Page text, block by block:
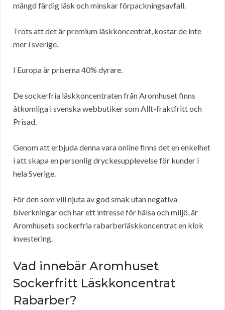
mängd färdig läsk och minskar förpackningsavfall.
Trots att det är premium läskkoncentrat, kostar de inte
mer i sverige.
I Europa är priserna 40% dyrare.
De sockerfria läskkoncentraten från Aromhuset finns
åtkomliga i svenska webbutiker som Allt-fraktfritt och
Prisad.
Genom att erbjuda denna vara online finns det en enkelhet
i att skapa en personlig dryckesupplevelse för kunder i
hela Sverige.
För den som vill njuta av god smak utan negativa
biverkningar och har ett intresse för hälsa och miljö, är
Aromhusets sockerfria rabarberläskkoncentrat en klok
investering.
Vad innebär Aromhuset
Sockerfritt Läskkoncentrat
Rabarber?